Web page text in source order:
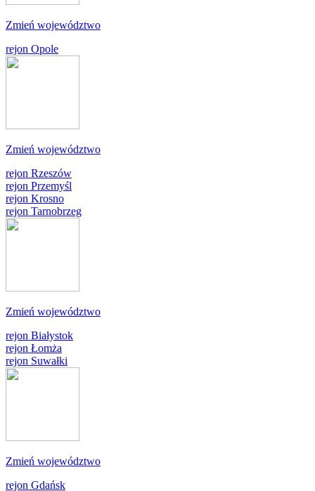
Zmień województwo
rejon Opole
Zmień województwo
rejon Rzeszów
rejon Przemyśl
rejon Krosno
rejon Tarnobrzeg
Zmień województwo
rejon Białystok
rejon Łomża
rejon Suwałki
Zmień województwo
rejon Gdańsk